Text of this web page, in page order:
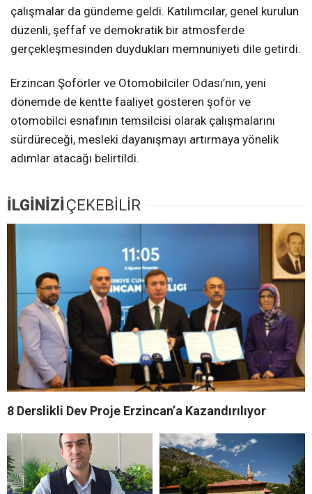
çalışmalar da gündeme geldi. Katılımcılar, genel kurulun
düzenli, şeffaf ve demokratik bir atmosferde
gerçekleşmesinden duydukları memnuniyeti dile getirdi.
Erzincan Şoförler ve Otomobilciler Odası’nın, yeni
dönemde de kentte faaliyet gösteren şoför ve
otomobilci esnafının temsilcisi olarak çalışmalarını
sürdüreceği, mesleki dayanışmayı artırmaya yönelik
adımlar atacağı belirtildi.
İLGİNİZİÇEKEBİLİR
8 Derslikli Dev Proje Erzincan’a Kazandırılıyor